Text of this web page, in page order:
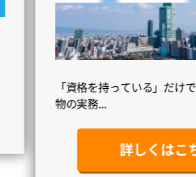
「資格を持っている」だけで終わら
物の実務...
詳しくはこちら